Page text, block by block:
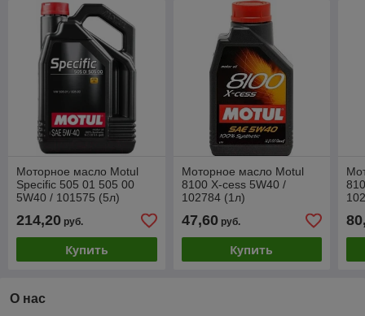
Моторное масло Motul
Specific 505 01 505 00
5W40 / 101575 (5л)
214,20 руб.
Купить
Моторное масло Motul
8100 X-cess 5W40 /
102784 (1л)
47,60руб.
Купить
О нас